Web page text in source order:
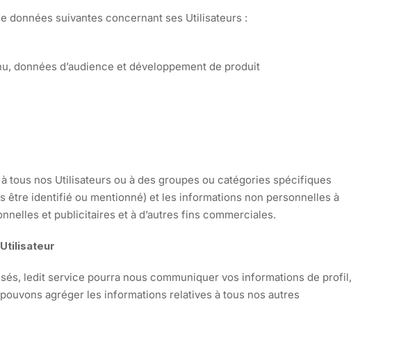
données suivantes concernant ses Utilisateurs :
données d’audience et développement de produit
nos Utilisateurs ou à des groupes ou catégories spécifiques
être identifié ou mentionné) et les informations non personnelles à
et publicitaires et à d’autres fins commerciales.
ledit service pourra nous communiquer vos informations de profil,
agréger les informations relatives à tous nos autres